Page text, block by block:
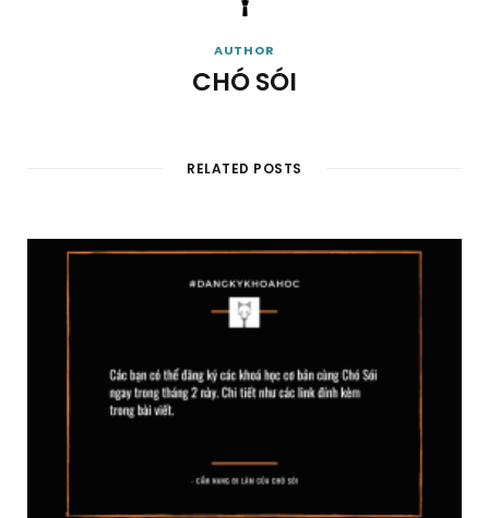
AUTHOR
CHÓ SÓI
RELATED POSTS